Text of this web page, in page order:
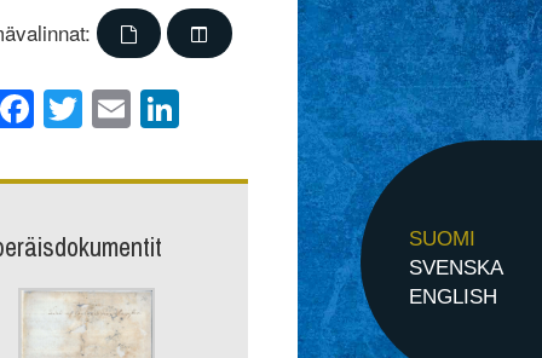
SUOMI
SVENSKA
ENGLISH
Facebook
Twitter
EmailLinkedIn